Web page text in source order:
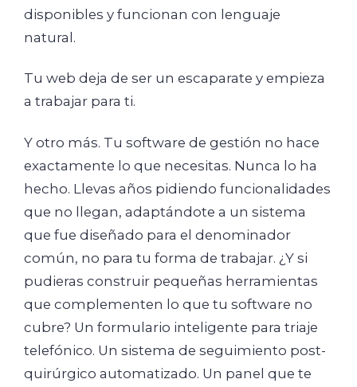
disponibles y funcionan con lenguaje
natural.
Tu web deja de ser un escaparate y empieza
a trabajar para ti.
Y otro más. Tu software de gestión no hace
exactamente lo que necesitas. Nunca lo ha
hecho. Llevas años pidiendo funcionalidades
que no llegan, adaptándote a un sistema
que fue diseñado para el denominador
común, no para tu forma de trabajar. ¿Y si
pudieras construir pequeñas herramientas
que complementen lo que tu software no
cubre? Un formulario inteligente para triaje
telefónico. Un sistema de seguimiento post-
quirúrgico automatizado. Un panel que te